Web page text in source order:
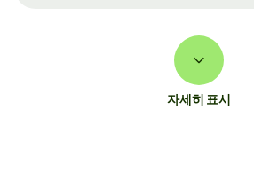
자세히 표시